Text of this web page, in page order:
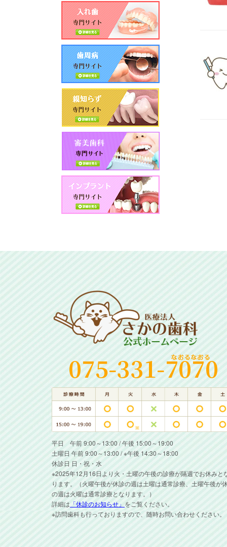
平日 午前 9:00～13:00 / 午後 15:00～19:00
土曜日 午前 9:00～13:00 / ※午後 14:30～18:00
休診日 日・祝・水
※2025年12月16日より火・土曜の午後の診療が隔週でお休みと
ります。（火曜午後が休診の週は土曜は通常診療、土曜午後が
の週は火曜は通常診療となります。）
詳細は 「休診のお知らせ」 をご覧ください。
※訪問歯科も行っておりますので、随時お問い合わせください。